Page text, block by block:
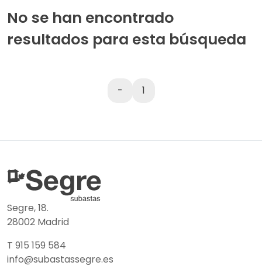
No se han encontrado
resultados para esta búsqueda
- 1
Segre, 18.
28002 Madrid
T 915 159 584
info@subastassegre.es